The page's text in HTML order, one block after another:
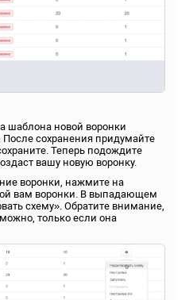
шаблона новой воронки
сохранения придумайте
Теперь подождите
вашу новую воронку.
воронки, нажмите на
вам воронки. В выпадающем
схему». Обратите внимание,
только если она